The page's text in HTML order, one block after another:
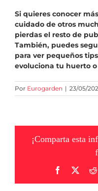
Si quieres conocer
cuidado de otros
pierdas el resto de
También, puedes
para ver pequeños
evoluciona tu huerto o
Por Eurogarden | 23/05/
¡Comparta esta
Facebook